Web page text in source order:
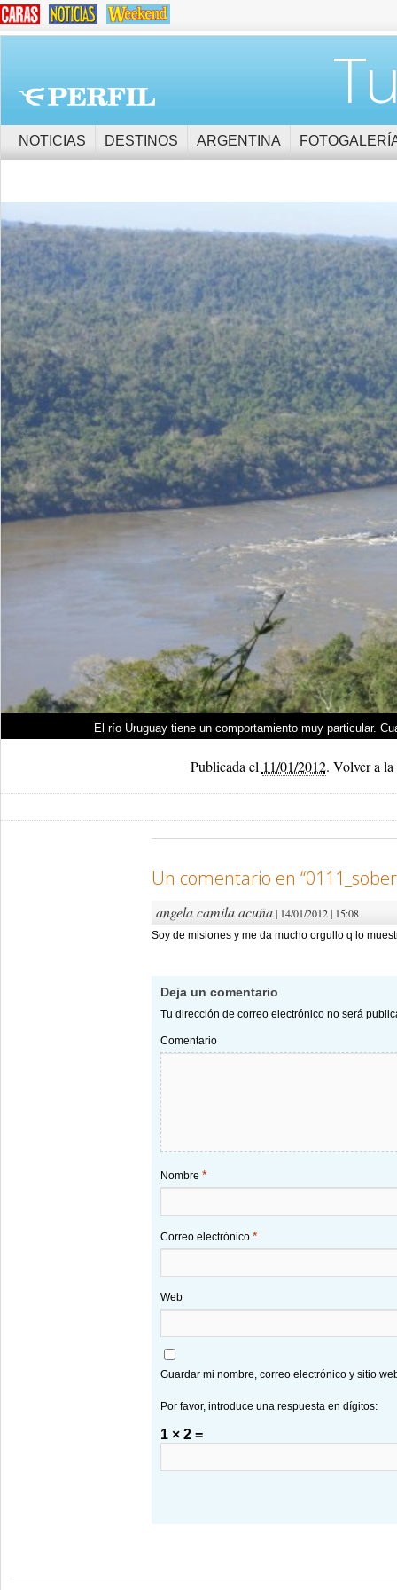
NOTICIAS DESTINOS ARGENTINA
El río Uruguay tiene un comportamiento muy particular.
Publicada el 11/01/2012. Volver a
Un comentario en “
angela camila acuña| 14/01/2012 | 15:08
Soy de misiones y me da mucho orgullo q lo
Deja un comentario
Tu dirección de correo electrónico no será
Comentario
Nombre *
Correo electrónico *
Web
Guardar mi nombre, correo electrónico y sitio
Por favor, introduce una respuesta en dígitos:
1 × 2 =